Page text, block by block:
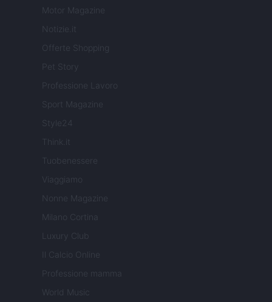
Motor Magazine
Notizie.it
Offerte Shopping
Pet Story
Professione Lavoro
Sport Magazine
Style24
Think.it
Tuobenessere
Viaggiamo
Nonne Magazine
Milano Cortina
Luxury Club
Il Calcio Online
Professione mamma
World Music